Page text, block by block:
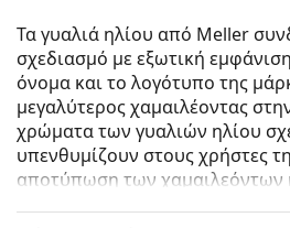
Τα γυαλιά ηλίου από Meller
σχεδιασμό με εξωτική
όνομα και το λογότυπο της
μεγαλύτερος χαμαιλέοντας
χρώματα των γυαλιών ηλίου
υπενθυμίζουν στους χρήστες
αποτύπωση των